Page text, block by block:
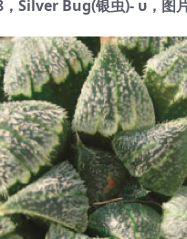
8，Silver Bug(银虫)- υ，图